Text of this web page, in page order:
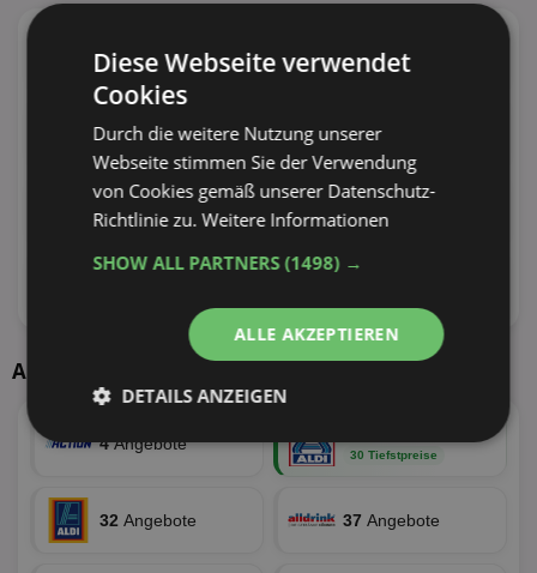
38 Tiefstpreise 30 Tiefstpreise
30 Tiefstpreise 29 Tiefstpreise
73 Angebote
27 Tiefstpreise
100 Angebote
24 Tiefstpreise
62 Angebote 34
Aktuelle Angebote
4 Angebote
30 Tiefstpreise
32 Angebote 37 Angebote
Diese Webseite verwendet
Cookies
Durch die weitere Nutzung unserer
Webseite stimmen Sie der Verwendung
von Cookies gemäß unserer Datenschutz-
Richtlinie zu.Weitere Informationen
SHOW ALL PARTNERS(1498) →
ALLE AKZEPTIEREN
DETAILS ANZEIGEN
Unbedingt
Performance